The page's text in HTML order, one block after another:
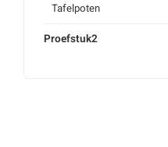
Tafelpoten
Proefstuk2